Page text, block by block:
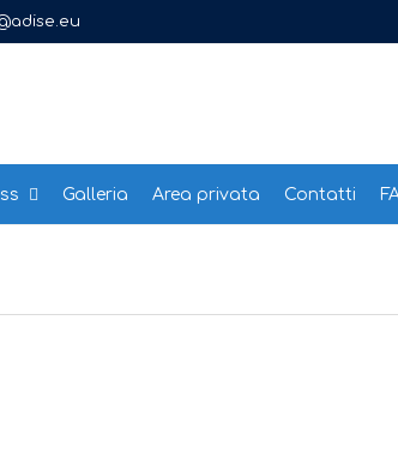
Galleria Area privata Contatti